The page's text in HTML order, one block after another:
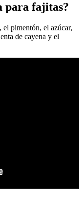
para fajitas?
pimentón, el azúcar,
de cayena y el